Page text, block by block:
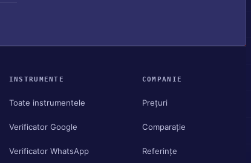
INSTRUMENTE
Toate instrumentele
Verificator Google
Verificator WhatsApp
COMPANIE
Prețuri
Comparație
Referințe